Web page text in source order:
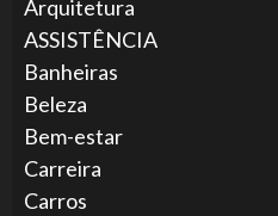
Arquitetura
ASSISTÊNCIA
Banheiras
Beleza
Bem-estar
Carreira
Carros